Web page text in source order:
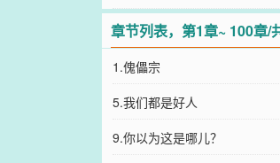
章节列表，第1章~ 100章/
1.傀儡宗
5.我们都是好人
9.你以为这是哪儿？